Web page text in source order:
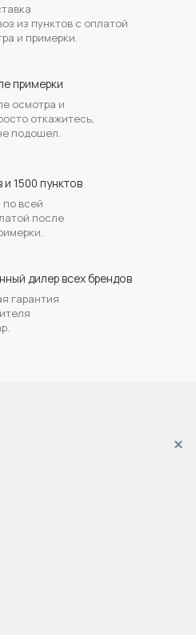
из пунктов с оплатой
и примерки.
примерки
осмотра и
откажитесь,
подошел.
1500 пунктов
всей
после
дилер всех брендов
гарантия